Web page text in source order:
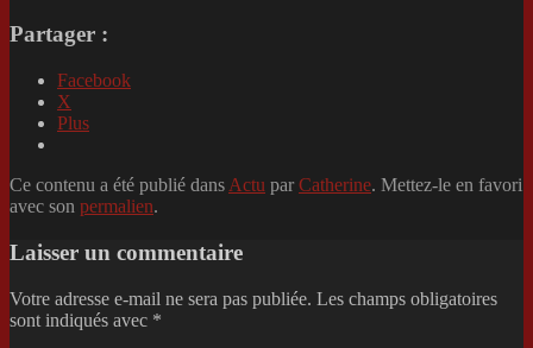
Partager :
Facebook
X
Plus
Ce contenu a été publié dans Actu par Catherine. Mettez-le en favori
avec son permalien.
Laisser un commentaire
Votre adresse e-mail ne sera pas publiée. Les champs obligatoires
sont indiqués avec *